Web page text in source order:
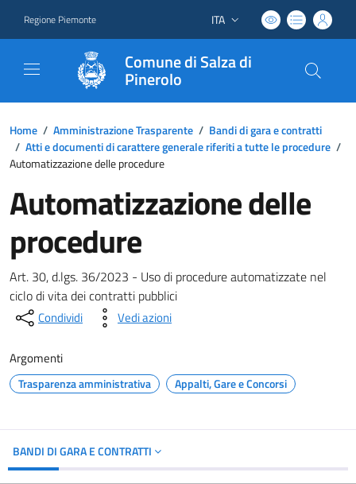
Regione Piemonte Lingua attiva:
ITA
Comune di Salza di
Pinerolo
Home / Amministrazione Trasparente / Bandi di gara e contratti
/ Atti e documenti di carattere generale riferiti a tutte le procedure /
Automatizzazione delle procedure
Automatizzazione delle
procedure
Art. 30, d.lgs. 36/2023 - Uso di procedure automatizzate nel
ciclo di vita dei contratti pubblici
Condividi Vedi azioni
Argomenti
Trasparenza amministrativa Appalti, Gare e Concorsi
BANDI DI GARA E CONTRATTI